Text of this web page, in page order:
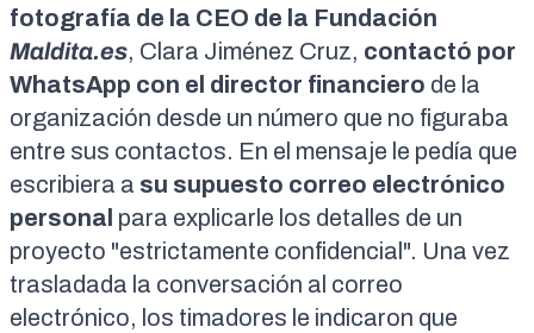
fotografía de la CEO de la Fundación
Maldita.es, Clara Jiménez Cruz, contactó por
WhatsApp con el director financiero de la
organización desde un número que no figuraba
entre sus contactos. En el mensaje le pedía que
escribiera a su supuesto correo electrónico
personal para explicarle los detalles de un
proyecto "estrictamente confidencial". Una vez
trasladada la conversación al correo
electrónico, los timadores le indicaron que